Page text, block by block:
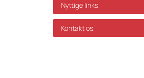
Nyttige links
Kontakt os